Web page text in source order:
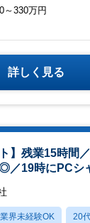
～330万円
詳しく見る
】残業15時間
／19時にPCシ
界未経験OK 20